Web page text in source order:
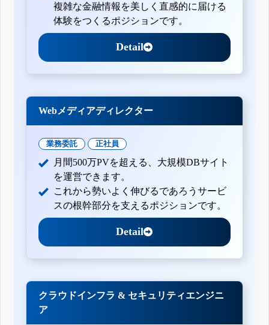
複雑な金融情報を美しく直感的に届ける
体験をつくるポジションです。
Detail
Webメディアディレクター
業務委託 正社員
月間500万PVを超える、大規模DBサイト
を運営できます。
これから勢いよく伸びるであろうサービ
スの根幹部分を支えるポジションです。
Detail
クラウドインフラ & セキュリティエンジニ
ア